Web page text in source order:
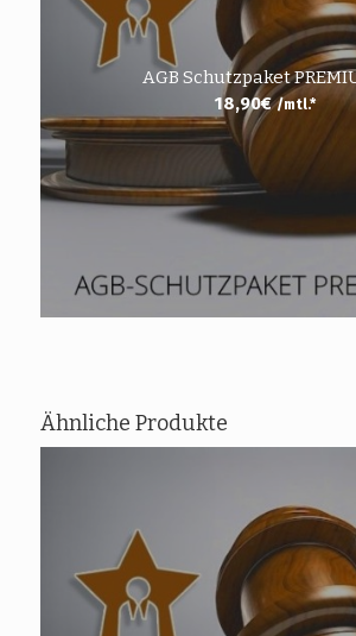
AGB Schutzpaket
18,90€ /mtl.*
Ähnliche Produkte